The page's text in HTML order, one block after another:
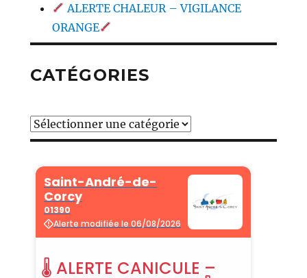
ALERTE CHALEUR – VIGILANCE
ORANGE
CATÉGORIES
Catégories